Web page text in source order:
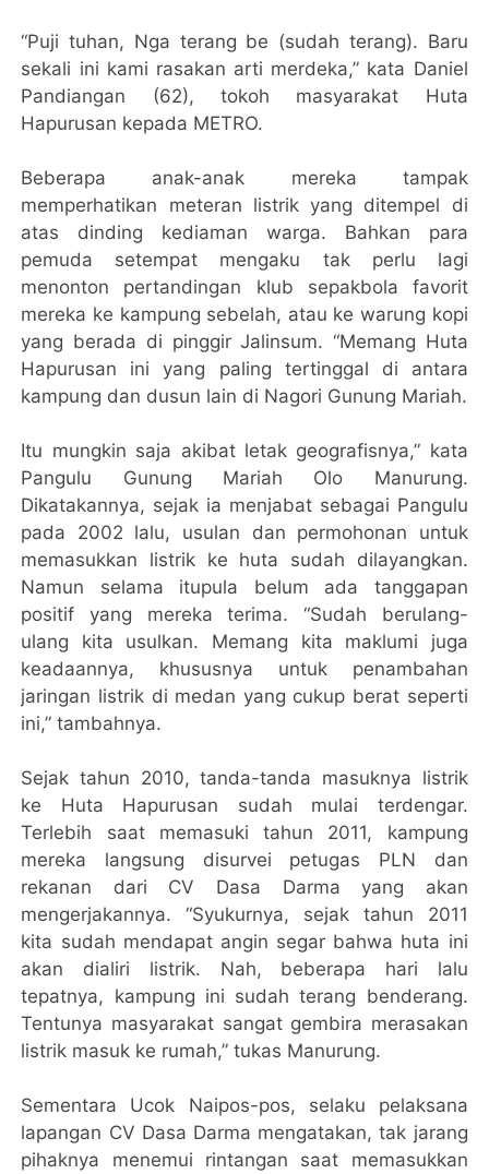
“Puji tuhan, Nga terang be (sudah terang). Baru
sekali ini kami rasakan arti merdeka,” kata Daniel
Pandiangan (62), tokoh masyarakat Huta
Hapurusan kepada METRO.
Beberapa anak-anak mereka tampak
memperhatikan meteran listrik yang ditempel di
atas dinding kediaman warga. Bahkan para
pemuda setempat mengaku tak perlu lagi
menonton pertandingan klub sepakbola favorit
mereka ke kampung sebelah, atau ke warung kopi
yang berada di pinggir Jalinsum. “Memang Huta
Hapurusan ini yang paling tertinggal di antara
kampung dan dusun lain di Nagori Gunung Mariah.
Itu mungkin saja akibat letak geografisnya,” kata
Pangulu Gunung Mariah Olo Manurung.
Dikatakannya, sejak ia menjabat sebagai Pangulu
pada 2002 lalu, usulan dan permohonan untuk
memasukkan listrik ke huta sudah dilayangkan.
Namun selama itupula belum ada tanggapan
positif yang mereka terima. “Sudah berulang-
ulang kita usulkan. Memang kita maklumi juga
keadaannya, khususnya untuk penambahan
jaringan listrik di medan yang cukup berat seperti
ini,” tambahnya.
Sejak tahun 2010, tanda-tanda masuknya listrik
ke Huta Hapurusan sudah mulai terdengar.
Terlebih saat memasuki tahun 2011, kampung
mereka langsung disurvei petugas PLN dan
rekanan dari CV Dasa Darma yang akan
mengerjakannya. “Syukurnya, sejak tahun 2011
kita sudah mendapat angin segar bahwa huta ini
akan dialiri listrik. Nah, beberapa hari lalu
tepatnya, kampung ini sudah terang benderang.
Tentunya masyarakat sangat gembira merasakan
listrik masuk ke rumah,” tukas Manurung.
Sementara Ucok Naipos-pos, selaku pelaksana
lapangan CV Dasa Darma mengatakan, tak jarang
pihaknya menemui rintangan saat memasukkan